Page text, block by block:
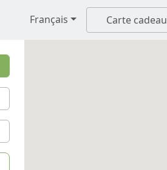
Français Carte cadeau